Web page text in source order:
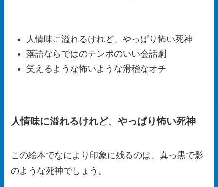
人情味に溢れるけれど、やっぱり怖い死神
落語ならではのテンポのいい会話劇
笑えるような怖いような滑稽なオチ
人情味に溢れるけれど、やっぱり怖い死神
この絵本でなにより印象に残るのは、真っ黒で影
のような死神でしょう。